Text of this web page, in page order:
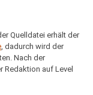
Quelldatei erhält der
, dadurch wird der
Nach der
Redaktion auf Level